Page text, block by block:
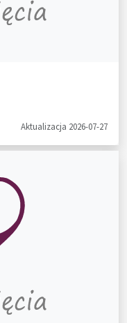
Aktualizacja 2026-07-27